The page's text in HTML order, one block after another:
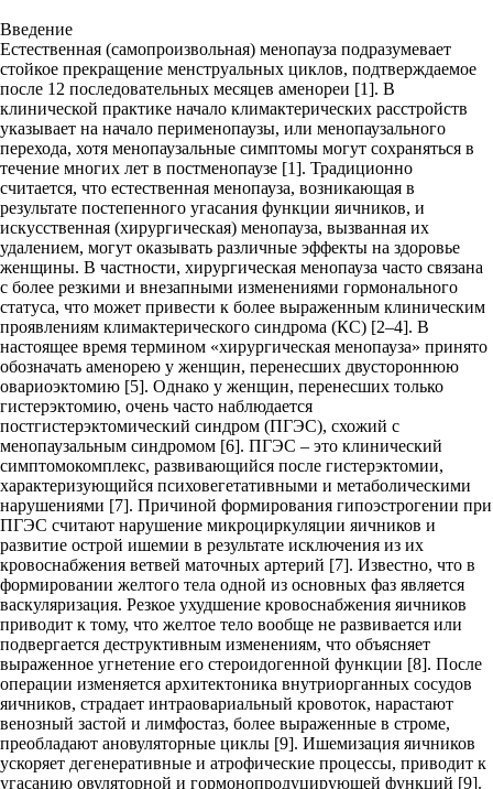
Введение
Естественная (самопроизвольная) менопауза подразумевает стойкое прекращение менструальных циклов, подтверждаемое после 12 последовательных месяцев аменореи [1]. В клинической практике начало климактерических расстройств указывает на начало перименопаузы, или менопаузального перехода, хотя менопаузальные симптомы могут сохраняться в течение многих лет в постменопаузе [1]. Традиционно считается, что естественная менопауза, возникающая в результате постепенного угасания функции яичников, и искусственная (хирургическая) менопауза, вызванная их удалением, могут оказывать различные эффекты на здоровье женщины. В частности, хирургическая менопауза часто связана с более резкими и внезапными изменениями гормонального статуса, что может привести к более выраженным клиническим проявлениям климактерического синдрома (КС) [2–4]. В настоящее время термином «хирургическая менопауза» принято обозначать аменорею у женщин, перенесших двустороннюю овариоэктомию [5]. Однако у женщин, перенесших только гистерэктомию, очень часто наблюдается постгистерэктомический синдром (ПГЭС), схожий с менопаузальным синдромом [6]. ПГЭС – это клинический симптомокомплекс, развивающийся после гистерэктомии, характеризующийся психовегетативными и метаболическими нарушениями [7]. Причиной формирования гипоэстрогении при ПГЭС считают нарушение микроциркуляции яичников и развитие острой ишемии в результате исключения из их кровоснабжения ветвей маточных артерий [7]. Известно, что в формировании желтого тела одной из основных фаз является васкуляризация. Резкое ухудшение кровоснабжения яичников приводит к тому, что желтое тело вообще не развивается или подвергается деструктивным изменениям, что объясняет выраженное угнетение его стероидогенной функции [8]. После операции изменяется архитектоника внутриорганных сосудов яичников, страдает интраовариальный кровоток, нарастают венозный застой и лимфостаз, более выраженные в строме, преобладают ановуляторные циклы [9]. Ишемизация яичников ускоряет дегенеративные и атрофические процессы, приводит к угасанию овуляторной и гормонопродуцирующей функций [9]. Течение менопаузального периода у каждой женщины индивидуально и может быть как благоприятным, так и тяжелым, что зависит от характера и тяжести симптомов, а также психологических и социальных факторов, многие из которых можно изменить [10]. Среди климактерических расстройств наиболее распространены психологические, когнитивные, вазомоторные, урогенитальные и метаболические. Психологические и когнитивные симптомы, возникающие в период менопаузы, подробно описаны: пациентки часто сообщают о «тумане в голове», трудностях с подбором слов, растущей забывчивости на фоне плохого настроения и усилении тревожности. Патофизиология когнитивных дефицитов, наблюдаемых в период менопаузы, до конца не изучена; имеются ограниченные данные, подтверждающие защитные эффекты терапии эстрогенами при деменции [11]. В период менопаузы женщины подвержены повышенному риску развития дистимии и тревожности, которые могут оказывать большое влияние на их самооценку как в семейной, так и в профессиональной жизни. Доказательства эффективности менопаузальной гормональной терапии (МГТ) в отношении этих симптомов ограничены, однако есть данные, подтверждающие участие эстрогенов в нейротрансмиттерных системах и улучшение настроения, снижение тревожности у некоторых пациенток на фоне МГТ [11]. Депрессию диагностируют у 40% женщин с ПГЭС, повышение ее уровня происходит к 5-му году после операции [12]. Согласно данным исследований, риск развития депрессии выше у женщин, перенесших гистерэктомию, по сравнению с теми, у кого такой операции не было [13, 14]. Наиболее распространенными менопаузальными симптомами являются вазомоторные (приливы и ночная потливость), которые часто развиваются раньше других гормональных изменений и иногда сохраняются до 15 лет после менопаузального перехода. Вазомоторные симптомы могут оказывать значительное психологическое воздействие. Если они регулярно возникают на рабочем месте, это может вызывать смущение и стресс, что приводит к потере уверенности на работе. Ночная потливость может нарушить режим сна, что приводит к бессоннице, учащению эпизодов усталости. Связь между гистерэктомией и повышенным риском постоянных вазомоторных симптомов, приливов и ночной потливости продемонстрирована в Австралийском продольном исследовании женского здоровья [15]. Доли женщин, постоянно испытывавших приливы и ночную потливость, были выше в группе пациенток с сохраненными яичниками, перенесших гистерэктомию (n = 1129), по сравнению с женщинами без гистерэктомии (n = 4977) – 30% против 15% и 19% против 9% соответственно [15]. Негативное влияние на сон – наиболее неприятный аспект вазомоторных симптомов [16]. Нарушения сна у женщин встречаются чаще, чем у мужчин, на протяжении всей жизни и могут усиливаться в период менопаузы. Ночные пробуждения из-за вазомоторных симптомов – обычное явление в менопаузе, но в этот период сон может быть нарушен и по другим причинам, например вследствие обструктивного апноэ во сне или депрессии. Менопаузальные симптомы, нарушающие сон, могут влиять на дневное функционирование, в том числе настроение и концентрацию внимания. Варианты управления тяжестью менопаузальных расстройств включают корректировку образа жизни, разговорную терапию, прием пищевых добавок, а также лекарственных средств, в частности МГТ. Цель исследования – оценка эффективности применения комплексного негормонального препарата для коррекции климактерических расстройств у женщин с ПГЭС и хирургической менопаузой в возрасте 46–55 лет. Материал и методы В проспективном исследовании приняли участие 50 пациенток в возрасте от 46 до 55 лет с хирургической менопаузой, имевшие КС легкой и средней степени тяжести. Из них 36 женщин перенесли тотальную/субтотальную гистерэктомию с маточными трубами из-за осложнений лейомиомы или пролапса тазовых органов, 4 – тотальную гистерэктомию с двусторонней сальпингоофорэктомией по поводу атипической гиперплазии эндометрия в пери/постменопаузе, 10 – двустороннюю сальпингоофорэктомию в перименопаузе по поводу доброкачественных образований яичников. Все пациентки получали препарат Менсе, содержащий комплекс фитоэстрогенов (экстракты изофлавонов сои и гриффонии – источника 5-гидрокситриптофана), а также бета-аланин, фолиевую кислоту, витамины B5, B6, B12, С и Е, 2 раза в сутки в течение 6 месяцев. Контрольные визиты проводили через 3 и 6 месяцев. Критериями невключения были возраст младше 46 и старше 55 лет, естественная менопауза без гистерэктомии, ранняя менопауза, преждевременная недостаточность яичников в анамнезе, наличие онкологических заболеваний на данный момент или в анамнезе, патологии кроветворной системы, лихорадочные состояния, необъяснимая потеря веса, заболевания желудочно-кишечного тракта, требующие парентерального питания, применение МГТ, а также отсутствие желания или возможности участвовать в исследовании. Критерии исключения: назначение МГТ в процессе исследования, прекращение приема препарата Менсе. Данные участниц исследования собраны с использованием анкет, содержащих вопросы о частоте и интенсивности климактерических симптомов, гинекологическом анамнезе (репродуктивная функция, перенесенные гинекологические заболевания, возраст наступления менопаузы). Для оценки степени тяжести КС применяли шкалу Грина. Определяли также индекс выраженности бессонницы (инсомнии) (insomnia severity index, ISI), уровень реактивной (ситуативной) (РТ) и личностной тревожности (ЛТ) по шкале Спилбергера (в адаптации Ю.Л. Ханина). Самочувствие, активность и настроение анализировали при помощи методики САН [17]. Данная методика представляет собой опросник, широко применяемый для оценки психического состояния как здоровых лиц, так и пациентов с различными заболеваниями, психоэмоциональной реакции на нагрузку, выявления индивидуальных особенностей и биологических ритмов психофизиологических функций [18]. Оценки, превышающие 4 балла, говорят о благоприятном состоянии испытуемого, оценки ниже 4 свидетельствуют об обратном. При анализе функционального состояния важны не только значения отдельных его показателей, но и их соотношение. У отдохнувшего человека оценки активности, настроения и самочувствия обычно примерно равны. По мере нарастания усталости соотношение между ними изменяется за счет относительного снижения самочувствия и активности по сравнению с настроением. Исследование проведено с соблюдением этических норм и стандартов. Все пациентки подписали добровольное информированное согласие на участие, была обеспечена конфиденциальность их личных данных. Для статистической обработки показателей применяли статистические пакеты IBM SPSS Statistics v22 (IBM Corp., США) и Statistica v.12. Числовые параметры, имеющие нормальное распределение, представлены в формате М (SD), где М – среднее значение, SD – стандартное отклонение среднего значения. Результаты и обсуждение Средний возраст женщин составил 51,8 (2,6) года. Возраст наступления менопаузы считали от даты операции даже у пациенток с сохраненными яичниками, имеющих только гистерэктомию в анамнезе. Средний возраст наступления менопаузы – 51,6 (2,6) года, длительность менопаузы – 0,3 (0,1) года. Средний балл тяжести климактерических расстройств по шкале Грина до лечения составил 13,6 (3,9), через 3 месяца – 9,26 (3,48), через 6 месяцев – 7,42 (2,74) (табл. 1, рис. 1). На фоне терапии препаратом Менсе уменьшилась выраженность нейровегетативных и психоэмоциональных симптомов КС, таких как учащенное сердцебиение, нервозность, возбудимость, плаксивость, приступы тревоги и паники и др. В начале лечения у пациенток наблюдался КС средней степени тяжести (12–19 баллов по шкале Грина), через 6 месяцев выраженность симптомов КС соответствовала легкой степени (1–11 баллов). Индекс выраженности бессонницы ISI до лечения составил 9,5 (3,3), что свидетельствовало о существенных проблемах со сном. В процессе терапии наблюдалась положительная динамика: через 3 месяца ISI составил 6,94 (2,71), через 6 месяцев – 5,58 (2,56), р <